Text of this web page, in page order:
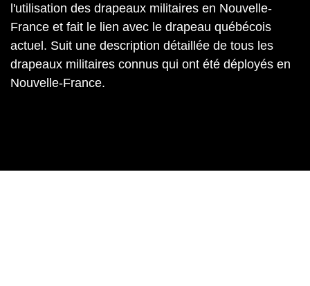
l'utilisation des drapeaux militaires en Nouvelle-
France et fait le lien avec le drapeau québécois
actuel. Suit une description détaillée de tous les
drapeaux militaires connus qui ont été déployés en
Nouvelle-France.